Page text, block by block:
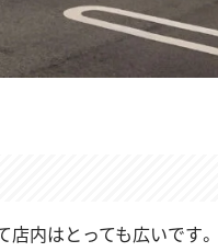
店内はとっても広いです